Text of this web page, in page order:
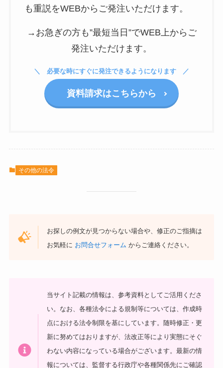
も重説をWEBからご発注いただけます。
→お急ぎの方も”最短当日”でWEB上からご
発注いただけます。
必要な時にすぐに発注できるようになります
資料請求はこちらから
その他の法令
お探しの例文が見つからない場合や、修正のご指摘は
お気軽に お問合せフォーム からご連絡ください。
当サイト記載の情報は、参考資料としてご活用くださ
い。 なお、各種法令による規制等については、作成時
点における法令制限を基にしています。随時修正・更
新に努めてはおりますが、法改正等により実態にそぐ
わない内容になっている場合がございます。最新の情
報については、監督する行政庁や各種関係先にご確認